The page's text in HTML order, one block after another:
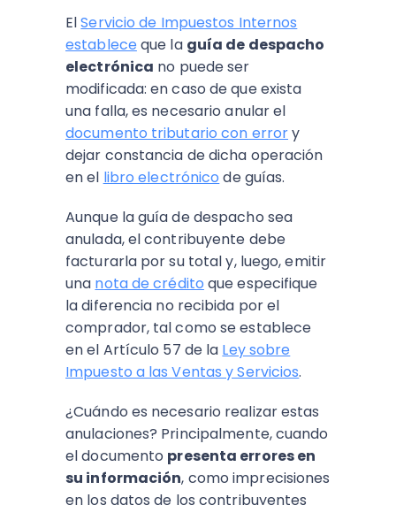
ElServicio de Impuestos Internos
establece que la guía de despacho
electrónica no puede ser
modificada: en caso de que exista
una falla, es necesario anular el
documento tributario con errory
dejar constancia de dicha operación
en el libro electrónico de guías.
Aunque la guía de despacho sea
anulada, el contribuyente debe
facturarla por su total y, luego, emitir
una nota de crédito que especifique
la diferencia no recibida por el
comprador, tal como se establece
en el Artículo 57 de la Ley sobre
Impuesto a las Ventas y Servicios.
¿Cuándo es necesario realizar estas
anulaciones? Principalmente, cuando
el documento presenta errores en
su información, como imprecisiones
en los datos de los contribuyentes